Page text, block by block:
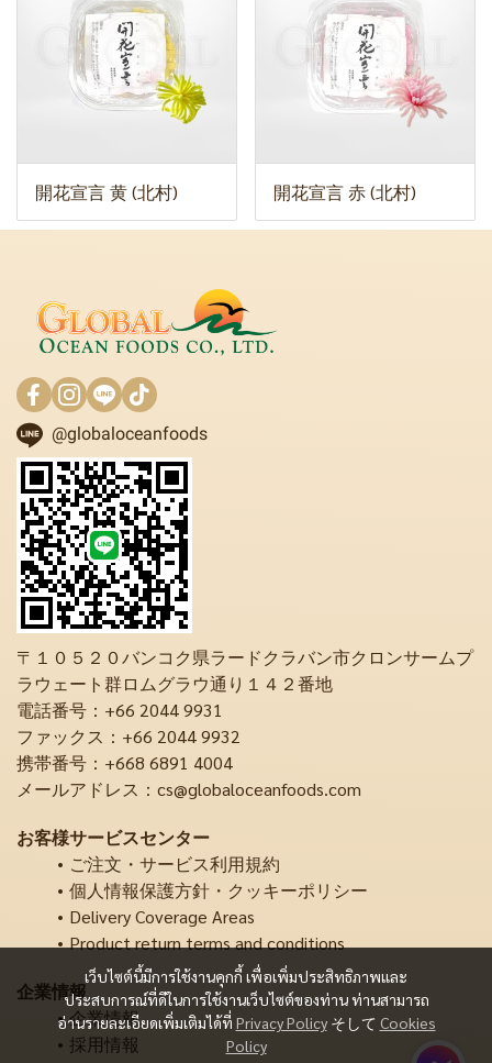
開花宣言 黄 (北村) 開花宣言 赤 (北村)
เว็บไซต์นี้มีการใช้งานคุกกี้ เพื่อเพิ่มประสิทธิภาพและ
ประสบการณ์ที่ดีในการใช้งานเว็บไซต์ของท่าน ท่านสามารถ
อ่านรายละเอียดเพิ่มเติมได้ที่ Privacy Policy そして Cookies
Policy
@globaloceanfoods
〒１０５２０バンコク県ラードクラバン市クロンサームプ
ラウェート群ロムグラウ通り１４２番地
電話番号：+66 2044 9931
ファックス：+66 2044 9932
携帯番号：+668 6891 4004
メールアドレス：cs@globaloceanfoods.com
お客様サービスセンター
ご注文・サービス利用規約
個人情報保護方針・クッキーポリシー
Delivery Coverage Areas
Product return terms and conditions
企業情報
企業情報
採用情報